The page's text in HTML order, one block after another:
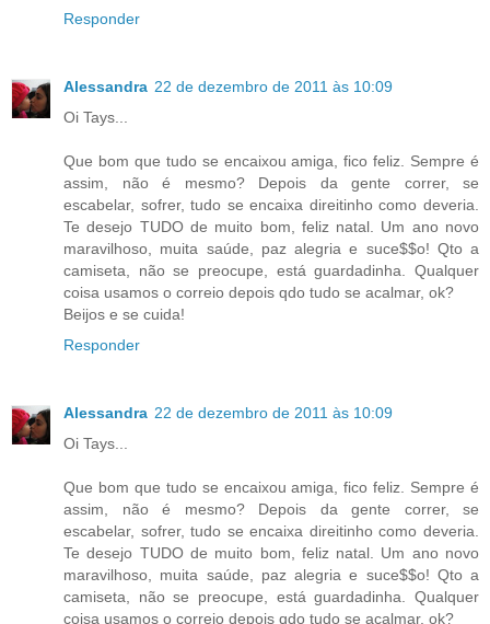
Responder
Alessandra 22 de dezembro de 2011 às 10:09
Oi Tays...
Que bom que tudo se encaixou amiga, fico feliz. Sempre é
assim, não é mesmo? Depois da gente correr, se
escabelar, sofrer, tudo se encaixa direitinho como deveria.
Te desejo TUDO de muito bom, feliz natal. Um ano novo
maravilhoso, muita saúde, paz alegria e suce$$o! Qto a
camiseta, não se preocupe, está guardadinha. Qualquer
coisa usamos o correio depois qdo tudo se acalmar, ok?
Beijos e se cuida!
Responder
Alessandra 22 de dezembro de 2011 às 10:09
Oi Tays...
Que bom que tudo se encaixou amiga, fico feliz. Sempre é
assim, não é mesmo? Depois da gente correr, se
escabelar, sofrer, tudo se encaixa direitinho como deveria.
Te desejo TUDO de muito bom, feliz natal. Um ano novo
maravilhoso, muita saúde, paz alegria e suce$$o! Qto a
camiseta, não se preocupe, está guardadinha. Qualquer
coisa usamos o correio depois qdo tudo se acalmar, ok?